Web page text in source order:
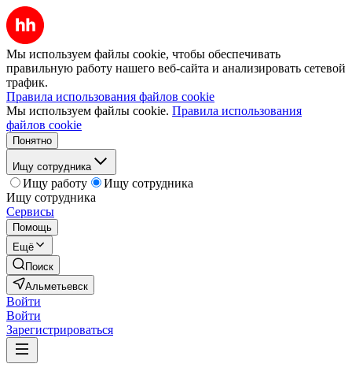
Мы используем файлы cookie, чтобы обеспечивать
правильную работу нашего веб-сайта и анализировать сетевой
трафик.
Правила использования файлов cookie
Мы используем файлы cookie. Правила использования
файлов cookie
Понятно
Ищу сотрудника
Ищу работу
Ищу сотрудника
Ищу сотрудника
Сервисы
Помощь
Ещё
Поиск
Альметьевск
Войти
Войти
Зарегистрироваться